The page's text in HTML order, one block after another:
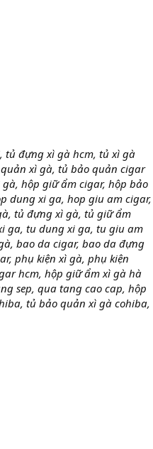
tủ đựng xì gà hcm, tủ xì gà
xì gà, tủ bảo quản cigar
hộp giữ ẩm cigar, hộp bảo
dung xi ga, hop giu am cigar,
tủ đựng xì gà, tủ giữ ẩm
ga, tu dung xi ga, tu giu am
bao da cigar, bao da đựng
phụ kiện xì gà, phụ kiện
hcm, hộp giữ ẩm xì gà hà
sep, qua tang cao cap, hộp
tủ bảo quản xì gà cohiba,